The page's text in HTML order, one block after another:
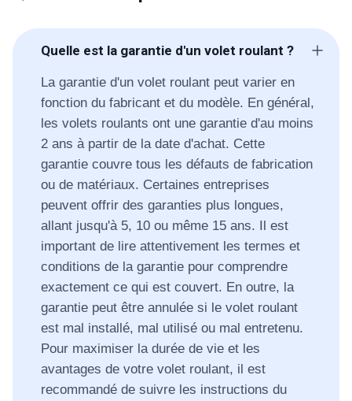
Quelle est la garantie d'un volet roulant ?
La garantie d'un volet roulant peut varier en
fonction du fabricant et du modèle. En général,
les volets roulants ont une garantie d'au moins
2 ans à partir de la date d'achat. Cette
garantie couvre tous les défauts de fabrication
ou de matériaux. Certaines entreprises
peuvent offrir des garanties plus longues,
allant jusqu'à 5, 10 ou même 15 ans. Il est
important de lire attentivement les termes et
conditions de la garantie pour comprendre
exactement ce qui est couvert. En outre, la
garantie peut être annulée si le volet roulant
est mal installé, mal utilisé ou mal entretenu.
Pour maximiser la durée de vie et les
avantages de votre volet roulant, il est
recommandé de suivre les instructions du